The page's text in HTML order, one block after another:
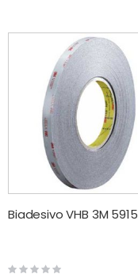
Biadesivo VHB 3M 5915
Rating: